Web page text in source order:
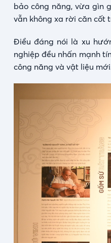
bảo công năng, vừa gìn
vẫn không xa rời căn cốt
Điều đáng nói là xu
nghiệp đều nhấn mạnh
công năng và vật liệu